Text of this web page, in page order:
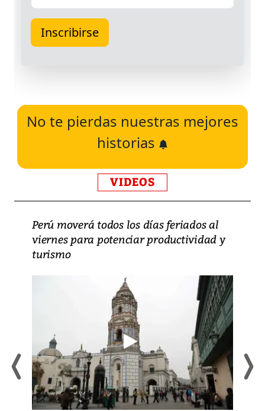
No te pierdas nuestras mejores
historias
VIDEOS
Perú moverá todos los días feriados al
viernes para potenciar productividad y
turismo